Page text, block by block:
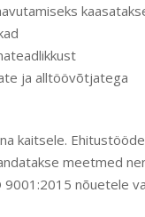
ja alltöövõtjatega
kaitsele.
meetmed
nõuetele